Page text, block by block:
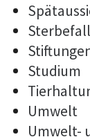
Sterbefall
Studium
Umwelt
Umwelt-